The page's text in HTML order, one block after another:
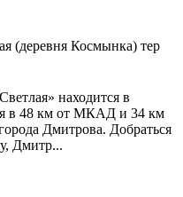
(деревня Космынка) тер
находится в
в 48 км от МКАД и 34 км
Дмитрова. Добраться
Дмитр...